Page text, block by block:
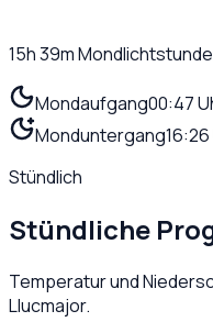
15h 39m
Mondaufgang00:47
Monduntergang
Stündlich
Stündliche
Temperatur und
Llucmajor.